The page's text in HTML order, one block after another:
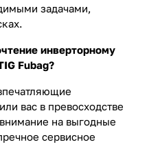
задачами,
инверторному
Fubag?
вас в превосходстве
на выгодные
сервисное